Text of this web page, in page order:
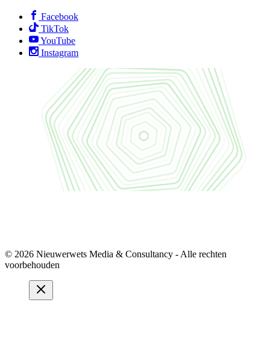
Facebook
TikTok
YouTube
Instagram
© 2026 Nieuwerwets Media & Consultancy - Alle rechten
voorbehouden